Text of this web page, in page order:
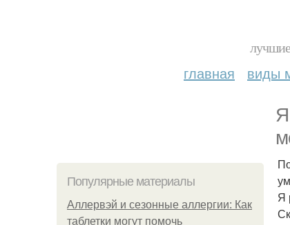
главная виды
Популярные материалы
Аллервэй и сезонные аллергии: Как
таблетки могут помочь
Я